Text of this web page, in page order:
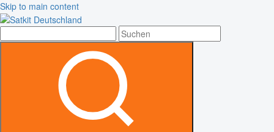
Skip to main content